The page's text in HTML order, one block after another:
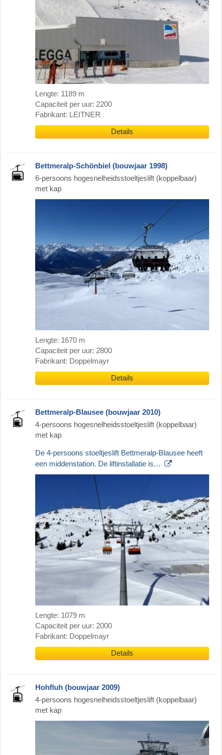
Lengte: 1189 m
Capaciteit per uur: 2200
Fabrikant: LEITNER
Details
Bettmeralp-Schönbiel (bouwjaar 1998)
6-persoons hogesnelheidsstoeltjeslift (koppelbaar)
met kap
Lengte: 1670 m
Capaciteit per uur: 2800
Fabrikant: Doppelmayr
Details
Bettmeralp-Blausee (bouwjaar 2010)
4-persoons hogesnelheidsstoeltjeslift (koppelbaar)
met kap
De 4-persoons stoeltjeslift Bettmeralp-Blausee heeft
een middenstation. De liftinstallatie is…
Lengte: 1079 m
Capaciteit per uur: 2000
Fabrikant: Doppelmayr
Details
Hohfluh (bouwjaar 2009)
4-persoons hogesnelheidsstoeltjeslift (koppelbaar)
met kap